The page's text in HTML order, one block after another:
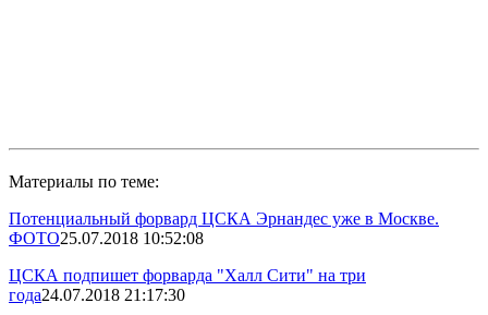
Материалы по теме:
Потенциальный форвард ЦСКА Эрнандес уже в Москве.
ФОТО25.07.2018 10:52:08
ЦСКА подпишет форварда "Халл Сити" на три
года24.07.2018 21:17:30